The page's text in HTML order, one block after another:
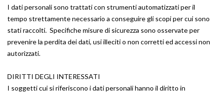
I dati personali sono trattati con strumenti automatizzati per il
tempo strettamente necessario a conseguire gli scopi per cui sono
stati raccolti. Specifiche misure di sicurezza sono osservate per
prevenire la perdita dei dati, usi illeciti o non corretti ed accessi non
autorizzati.
DIRITTI DEGLI INTERESSATI
I soggetti cui si riferiscono i dati personali hanno il diritto in